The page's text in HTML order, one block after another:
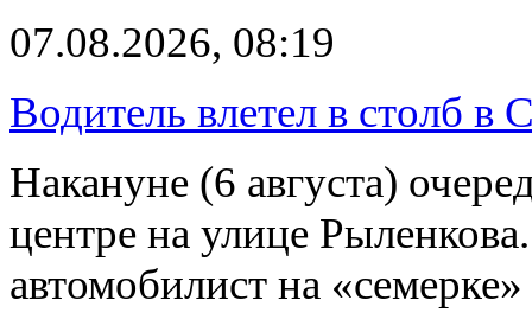
07.08.2026, 08:19
Водитель влетел в столб в
Накануне (6 августа)
центре на улице
автомобилист на